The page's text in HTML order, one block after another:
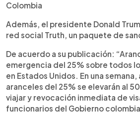
Colombia
Además, el presidente Donald
red social Truth, un paquete de
De acuerdo a su publicación:
emergencia del 25% sobre todos
en Estados Unidos. En una
aranceles del 25% se elevarán al
viajar y revocación inmediata de
funcionarios del Gobierno